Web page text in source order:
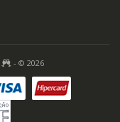
- © 2026